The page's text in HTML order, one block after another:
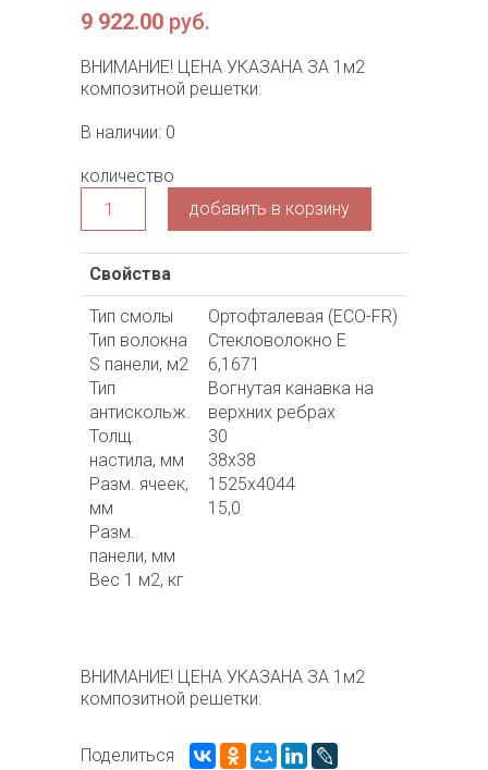
9 922.00 руб.
ВНИМАНИЕ! ЦЕНА УКАЗАНА ЗА 1м2
композитной решетки.
В наличии: 0
количество
добавить в корзину
Свойства
Тип смолы
Тип волокна
S панели, м2
Тип
антискольж.
Толщ.
настила, мм
Разм. ячеек,
мм
Разм.
панели, мм
Вес 1 м2, кг
Ортофталевая (ECO-FR)
Стекловолокно E
6,1671
Вогнутая канавка на
верхних ребрах
30
38х38
1525х4044
15,0
ВНИМАНИЕ! ЦЕНА УКАЗАНА ЗА 1м2
композитной решетки.
Поделиться